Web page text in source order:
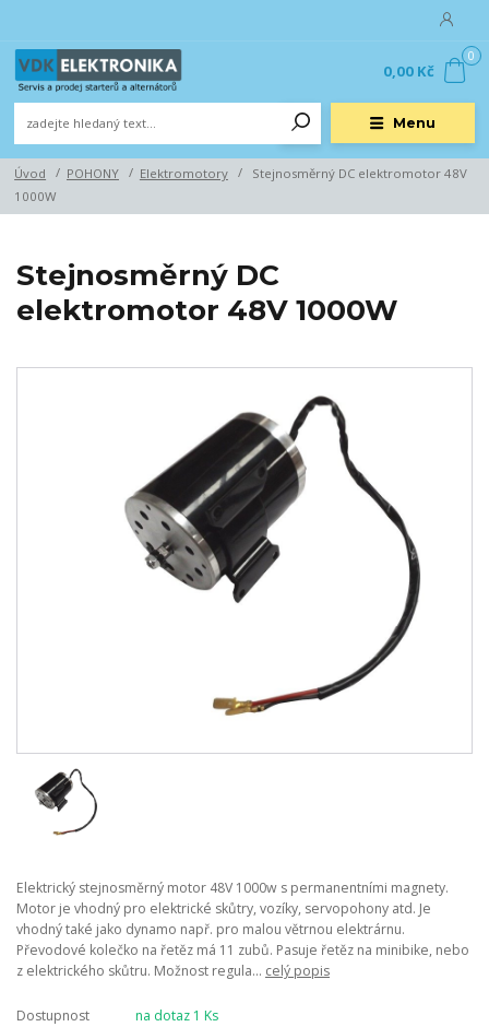
Menu
0
0,00 Kč
Úvod POHONY Elektromotory
Stejnosměrný DC elektromotor 48V
1000W
Stejnosměrný DC
elektromotor 48V 1000W
Elektrický stejnosměrný motor 48V 1000w s permanentními magnety.
Motor je vhodný pro elektrické skůtry, vozíky, servopohony atd. Je
vhodný také jako dynamo např. pro malou větrnou elektrárnu.
Převodové kolečko na řetěz má 11 zubů. Pasuje řetěz na minibike, nebo
z elektrického skůtru. Možnost regula... celý popis
Dostupnost
na dotaz 1 Ks